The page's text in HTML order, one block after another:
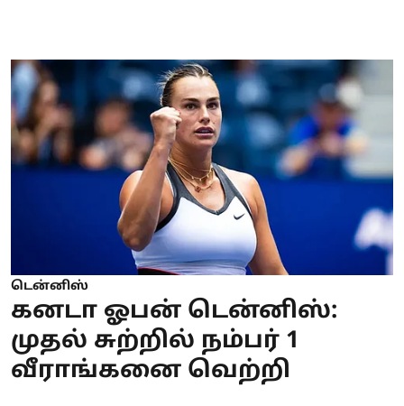
டென்னிஸ்
கனடா ஓபன் டென்னிஸ்:
முதல் சுற்றில் நம்பர் 1
வீராங்கனை வெற்றி